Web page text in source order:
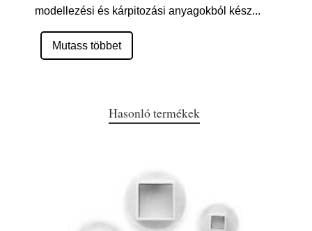
modellezési és kárpitozási anyagokból kész...
Mutass többet
Hasonló termékek